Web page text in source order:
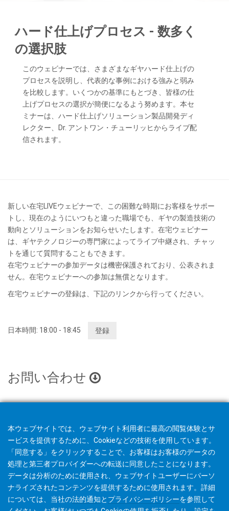
ハード仕上げプロセス - 数多く
の選択肢
このウェビナーでは、さまざまなギヤハード仕上げの
プロセスを説明し、代表的な事例における強みと弱み
を比較します。いくつかの基準にもとづき、皆様の仕
上げプロセスの選択が簡便になるよう努めます。本セ
ミナーは、ハード仕上げソリューション製品開発ディ
レクター、Dr. アントワン・チューリッヒからライブ配
信されます。
新しい在宅LIVEウェビナーで、この困難な時期にお客様をサポー
トし、現在のようにいつもと違った職場でも、ギヤの製造技術の
動向とソリューションをお知らせいたします。在宅ウェビナー
は、ギヤテクノロジーの専門家によってライブ中継され、チャッ
トを通じて質問することもできます。
在宅ウェビナーの参加データは機密保護されており、公表されま
せん。在宅ウェビナーへの参加は無償となります。
在宅ウェビナーの登録は、下記のリンクから行ってください。
日本時間: 18:00 - 18:45 登録
お問い合わせ
本ウェブサイトでは、ウェブサイト利用者に最高の閲覧体験とサ
ービスを提供するために、Cookieなどの技術を使用しています。
「同意する」をクリックすることで、お客様はお客様のデータの
処理と第三者プロバイダーへの転送に同意したことになります。
データは分析のために使用され、ウェブサイトユーザーにパーソ
ナライズされたコンテンツを提供するために使用されます。詳細
については、当社の法的通知と プライバシーポリシーを参照して